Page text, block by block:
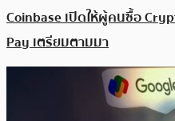
Coinbase เปิดให้ผู้คนซื้อ
Pay เตรียมตามมา